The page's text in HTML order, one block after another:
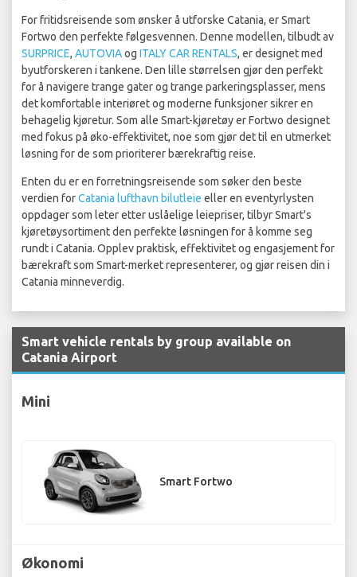
For fritidsreisende som ønsker å utforske Catania, er Smart
Fortwo den perfekte følgesvennen. Denne modellen, tilbudt av
SURPRICE, AUTOVIAog ITALY CAR RENTALS, er designet med
byutforskeren i tankene. Den lille størrelsen gjør den perfekt
for å navigere trange gater og trange parkeringsplasser, mens
det komfortable interiøret og moderne funksjoner sikrer en
behagelig kjøretur. Som alle Smart-kjøretøy er Fortwo designet
med fokus på øko-effektivitet, noe som gjør det til en utmerket
løsning for de som prioriterer bærekraftig reise.
Enten du er en forretningsreisende som søker den beste
verdien forCatania lufthavn bilutleie eller en eventyrlysten
oppdager som leter etter uslåelige leiepriser, tilbyr Smart's
kjøretøysortiment den perfekte løsningen for å komme seg
rundt i Catania. Opplev praktisk, effektivitet og engasjement for
bærekraft som Smart-merket representerer, og gjør reisen din i
Catania minneverdig.
Smart vehicle rentals by group available on
Catania Airport
Mini
Smart Fortwo
Økonomi